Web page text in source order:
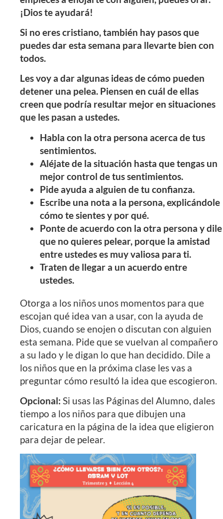
¡Dios te ayudará!
Si no eres cristiano, también hay pasos que
puedes dar esta semana para llevarte bien con
todos.
Les voy a dar algunas ideas de cómo pueden
detener una pelea. Piensen en cuál de ellas
creen que podría resultar mejor en situaciones
que les pasan a ustedes.
Habla con la otra persona acerca de tus
sentimientos.
Aléjate de la situación hasta que tengas un
mejor control de tus sentimientos.
Pide ayuda a alguien de tu confianza.
Escribe una nota a la persona, explicándole
cómo te sientes y por qué.
Ponte de acuerdo con la otra persona y dile
que no quieres pelear, porque la amistad
entre ustedes es muy valiosa para ti.
Traten de llegar a un acuerdo entre
ustedes.
Otorga a los niños unos momentos para que
escojan qué idea van a usar, con la ayuda de
Dios, cuando se enojen o discutan con alguien
esta semana. Pide que se vuelvan al compañero
a su lado y le digan lo que han decidido. Dile a
los niños que en la próxima clase les vas a
preguntar cómo resultó la idea que escogieron.
Opcional: Si usas las Páginas del Alumno, dales
tiempo a los niños para que dibujen una
caricatura en la página de la idea que eligieron
para dejar de pelear.